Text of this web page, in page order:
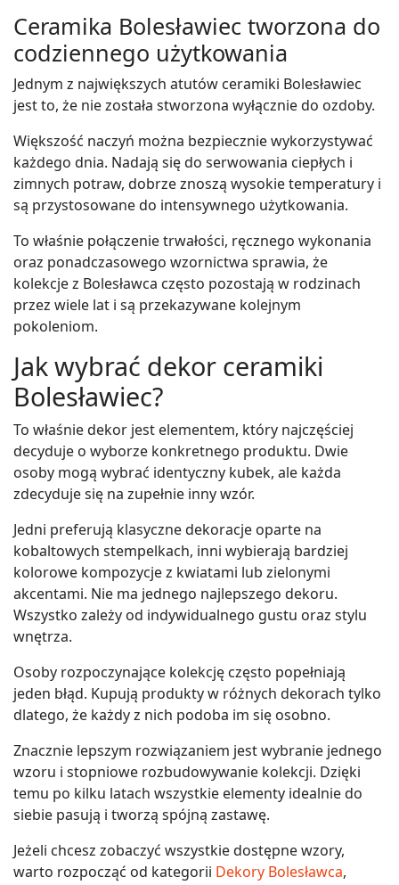
Ceramika Bolesławiec tworzona do
codziennego użytkowania
Jednym z największych atutów ceramiki Bolesławiec
jest to, że nie została stworzona wyłącznie do ozdoby.
Większość naczyń można bezpiecznie wykorzystywać
każdego dnia. Nadają się do serwowania ciepłych i
zimnych potraw, dobrze znoszą wysokie temperatury i
są przystosowane do intensywnego użytkowania.
To właśnie połączenie trwałości, ręcznego wykonania
oraz ponadczasowego wzornictwa sprawia, że
kolekcje z Bolesławca często pozostają w rodzinach
przez wiele lat i są przekazywane kolejnym
pokoleniom.
Jak wybrać dekor ceramiki
Bolesławiec?
To właśnie dekor jest elementem, który najczęściej
decyduje o wyborze konkretnego produktu. Dwie
osoby mogą wybrać identyczny kubek, ale każda
zdecyduje się na zupełnie inny wzór.
Jedni preferują klasyczne dekoracje oparte na
kobaltowych stempelkach, inni wybierają bardziej
kolorowe kompozycje z kwiatami lub zielonymi
akcentami. Nie ma jednego najlepszego dekoru.
Wszystko zależy od indywidualnego gustu oraz stylu
wnętrza.
Osoby rozpoczynające kolekcję często popełniają
jeden błąd. Kupują produkty w różnych dekorach tylko
dlatego, że każdy z nich podoba im się osobno.
Znacznie lepszym rozwiązaniem jest wybranie jednego
wzoru i stopniowe rozbudowywanie kolekcji. Dzięki
temu po kilku latach wszystkie elementy idealnie do
siebie pasują i tworzą spójną zastawę.
Jeżeli chcesz zobaczyć wszystkie dostępne wzory,
warto rozpocząć od kategorii Dekory Bolesławca,